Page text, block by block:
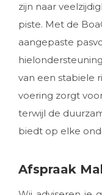
zijn naar
piste. Met de
aangepaste
van een stabiele
voering zorgt
terwijl de
biedt op elke
Afspraak